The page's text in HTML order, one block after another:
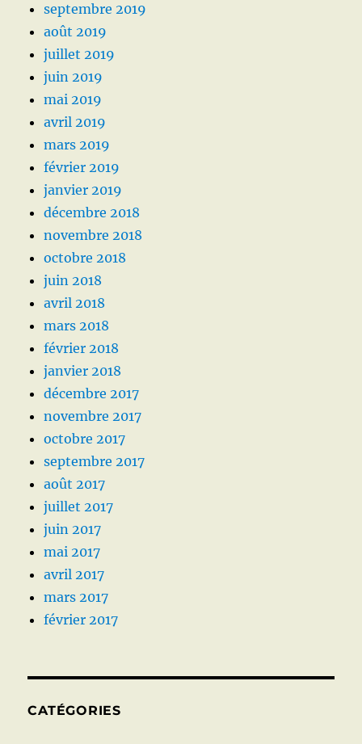
septembre 2019
août 2019
juillet 2019
juin 2019
mai 2019
avril 2019
mars 2019
février 2019
janvier 2019
décembre 2018
novembre 2018
octobre 2018
juin 2018
avril 2018
mars 2018
février 2018
janvier 2018
décembre 2017
novembre 2017
octobre 2017
septembre 2017
août 2017
juillet 2017
juin 2017
mai 2017
avril 2017
mars 2017
février 2017
CATÉGORIES